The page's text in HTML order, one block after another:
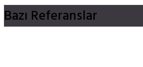
Bazı Referanslar